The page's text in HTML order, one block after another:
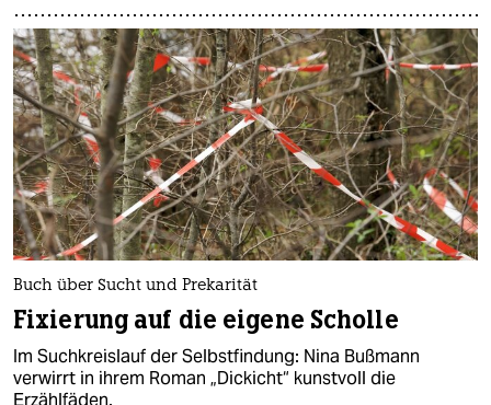
Buch über Sucht und Prekarität
Fixierung auf die eigene Scholle
Im Suchkreislauf der Selbstfindung: Nina Bußmann
verwirrt in ihrem Roman „Dickicht“ kunstvoll die
Erzählfäden.